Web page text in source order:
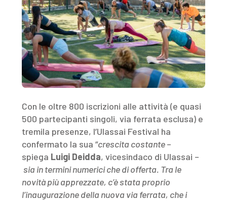
Con le oltre 800 iscrizioni alle attività (e quasi
500 partecipanti singoli, via ferrata esclusa) e
tremila presenze, l’Ulassai Festival ha
confermato la sua “crescita costante–
spiega Luigi Deidda, vicesindaco di Ulassai –
sia in termini numerici che di offerta. Tra le
novità più apprezzate, c’è stata proprio
l’inaugurazione della nuova via ferrata, che i